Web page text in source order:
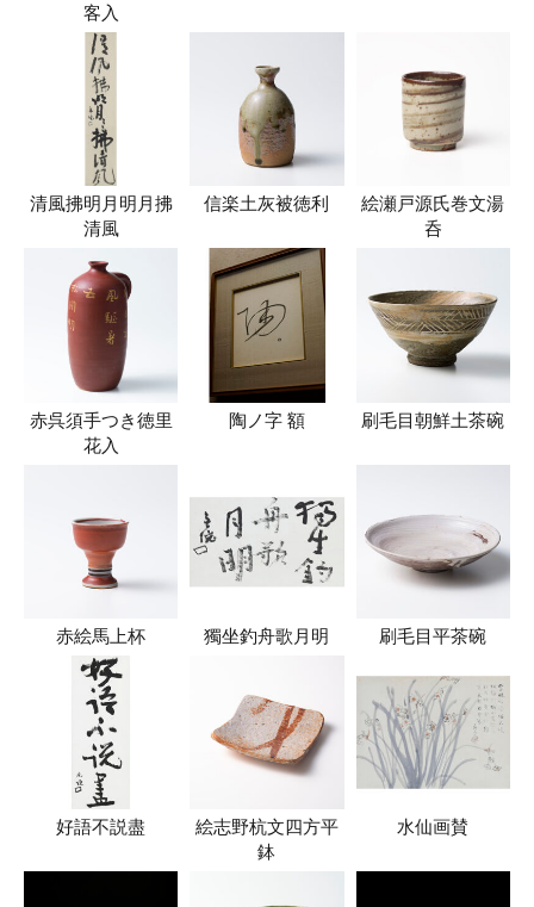
客入
清風拂明月明月拂
清風
信楽土灰被徳利
絵瀬戸源氏巻文湯
呑
赤呉須手つき徳里
花入
陶ノ字 額 刷毛目朝鮮土茶碗
赤絵馬上杯 獨坐釣舟歌月明 刷毛目平茶碗
好語不説盡
絵志野杭文四方平
鉢
水仙画賛